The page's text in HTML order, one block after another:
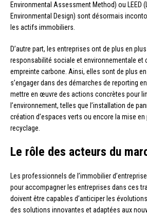
Environmental Assessment Method) ou LEED
Environmental Design) sont désormais
les actifs immobiliers.
D’autre part, les entreprises ont de plus en
responsabilité sociale et environnementale et
empreinte carbone. Ainsi, elles sont de plus
s’engager dans des démarches de reporting
mettre en œuvre des actions concrètes pour
l’environnement, telles que l’installation de
création d’espaces verts ou encore la mise
recyclage.
Le rôle des acteurs du
Les professionnels de l’immobilier
pour accompagner les entreprises dans ces
doivent être capables d’anticiper les
des solutions innovantes et adaptées aux